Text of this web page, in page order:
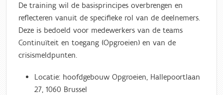
De training wil de basisprincipes overbrengen en
reflecteren vanuit de specifieke rol van de deelnemers.
Deze is bedoeld voor medewerkers van de teams
Continuïteit en toegang (Opgroeien) en van de
crisismeldpunten.
Locatie: hoofdgebouw Opgroeien, Hallepoortlaan
27, 1060 Brussel